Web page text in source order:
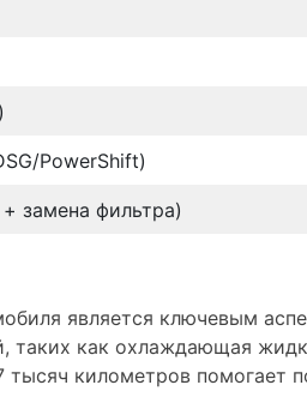
PowerShift)
замена фильтра)
является ключевым
таких как охлаждающая
километров помогает